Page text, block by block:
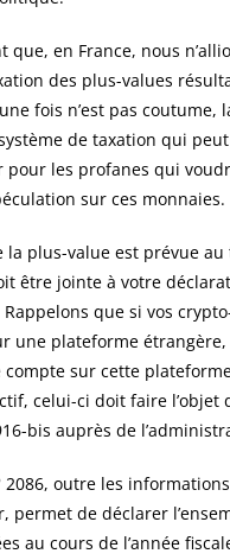
que, en France, nous
des plus-values
fois n’est pas coutume,
de taxation qui peut
pour les profanes qui
sur ces monnaies.
la plus-value est prévue
être jointe à votre
Rappelons que si vos
une plateforme
compte sur cette
celui-ci doit faire l’objet
bis auprès de
2086, outre les
permet de déclarer
au cours de l’année